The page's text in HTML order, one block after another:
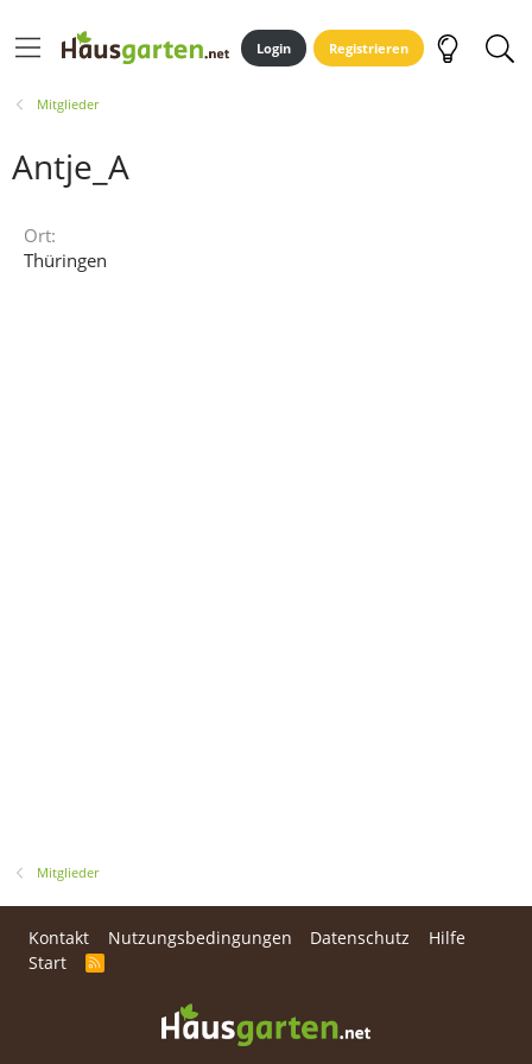
Login Registrieren
Mitglieder
Antje_A
Ort
Thüringen
Mitglieder
Kontakt Nutzungsbedingungen Datenschutz
Hilfe
Start
R